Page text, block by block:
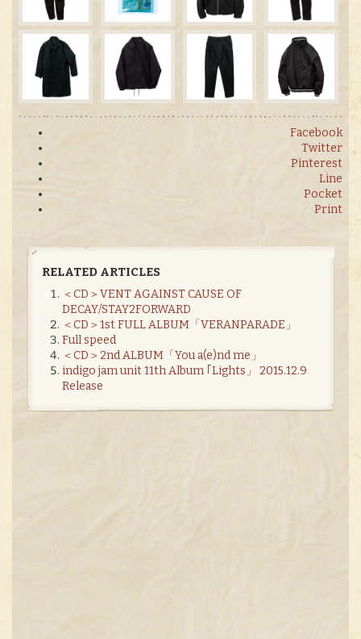
Facebook
Twitter
Pinterest
Line
Pocket
Print
RELATED ARTICLES
＜CD＞VENT AGAINST CAUSE OF
DECAY/STAY2FORWARD
＜CD＞1st FULL ALBUM「VERANPARADE」
Full speed
＜CD＞2nd ALBUM「You a(e)nd me」
indigo jam unit 11th Album ｢Lights」 2015.12.9
Release